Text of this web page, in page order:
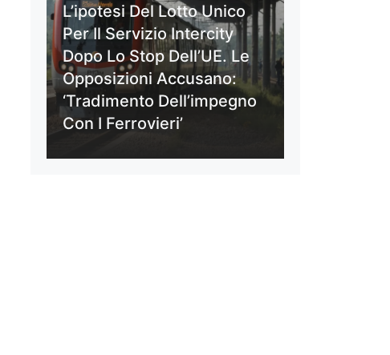
L’ipotesi Del Lotto Unico
Per Il Servizio Intercity
Dopo Lo Stop Dell’UE. Le
Opposizioni Accusano:
‘Tradimento Dell’impegno
Con I Ferrovieri’